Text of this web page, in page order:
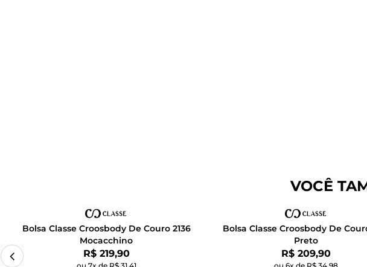
VOCÊ
Bolsa Classe Croosbody De Couro 2136
Mocacchino
Por:
R$ 219,90
Bolsa Classe Croosbody De
Preto
Por:
R$ 209,90